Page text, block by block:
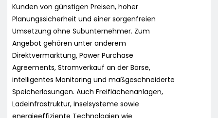
Kunden von günstigen Preisen, hoher
Planungssicherheit und einer sorgenfreien
Umsetzung ohne Subunternehmer. Zum
Angebot gehören unter anderem
Direktvermarktung, Power Purchase
Agreements, Stromverkauf an der Börse,
intelligentes Monitoring und maßgeschneiderte
Speicherlösungen. Auch Freiflächenanlagen,
Ladeinfrastruktur, Inselsysteme sowie
energieeffiziente Technologien wie